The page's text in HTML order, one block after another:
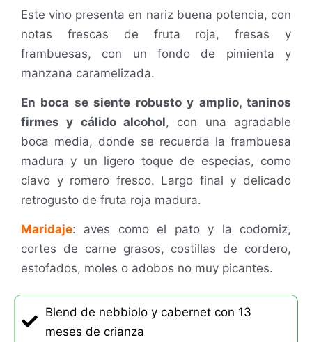
Este vino presenta en nariz buena potencia, con
notas frescas de fruta roja, fresas y
frambuesas, con un fondo de pimienta y
manzana caramelizada.
En boca se siente robusto y amplio, taninos
firmes y cálido alcohol, con una agradable
boca media, donde se recuerda la frambuesa
madura y un ligero toque de especias, como
clavo y romero fresco. Largo final y delicado
retrogusto de fruta roja madura.
Maridaje: aves como el pato y la codorniz,
cortes de carne grasos, costillas de cordero,
estofados, moles o adobos no muy picantes.
Blend de nebbiolo y cabernet con 13
meses de crianza